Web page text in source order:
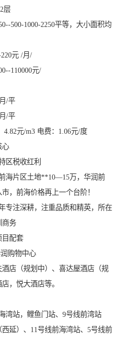
层
500-1000-2250平等，大小面积均
元 /月/
110000元/
/平
/平
4.82元/m3 电费：1.06元/度
心
区税收红利
海片区土地**10—15万，华润前
，前海价格再上一个台阶！
专注深耕，注重品质和精英，所在
商务
目配套
购物中心
店（规划中）、喜达屋酒店（规
，悦大酒店等。
湾站，鲤鱼门站、9号线前湾站
西延）、11号线前海湾站、5号线前